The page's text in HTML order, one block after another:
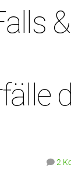
&
2